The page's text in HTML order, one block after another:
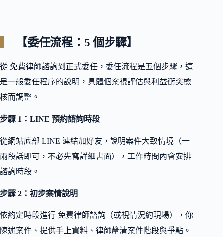
【委任流程：5 個步驟】
從 免費律師諮詢到正式委任，委任流程是五個步驟，這
是一般委任程序的說明，具體個案視評估與利益衝突檢
核而調整。
步驟 1：LINE 預約諮詢時段
從網站底部 LINE 連結加好友，說明案件大致情境（一
兩段話即可，不必先寫詳細書面），工作時間內會安排
諮詢時段。
步驟 2：初步案情說明
依約定時段進行 免費律師諮詢（或視情況約現場），你
陳述案件、提供手上資料、律師釐清案件階段與爭點。